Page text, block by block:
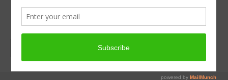
Buscar en esta web